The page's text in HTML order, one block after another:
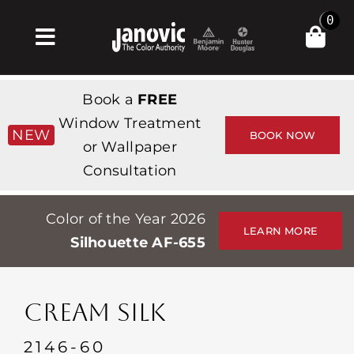
Toggle
Navigation
Products & Services
Магазин
Professionals
Stores
События
0
NEW
Book a FREE
Window Treatment
or Wallpaper
Consultation
BOOK NOW
Color of the Year 2026
Silhouette AF-655
LEARN MORE
CREAM SILK
2146-60